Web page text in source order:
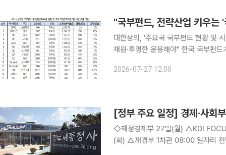
"국부펀드, 전략산업 키우는
대한상의, '주요국 국부펀드 현황 및
재원·투명한 운용해야" 한국 국부펀드가 자산을 굴리고 '쌓는' 역할을 넘어 전략산업과 공급망을 '키
단전략산업과 공급망을 선점하는 국
2026-07-27 12:00
[정부 주요 일정] 경제·사
◇재정경제부 27일(월) △KDI FOCUS ‘재생에너지의 효과적 보급 확대를 위한 정책과제’ 28일
(화) △재경부 1차관 08:00 일자리 전담반(TF)(비공개), 10:00 국무회의(서울청사) △일자리 전담